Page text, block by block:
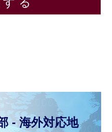
- 海外対応地